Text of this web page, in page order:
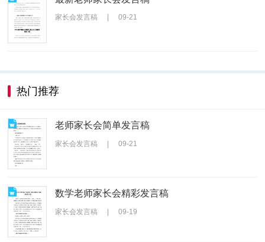
家长会发言稿 09-21
热门推荐
老师家长会简单发言稿
家长会发言稿 09-21
数学老师家长会精彩发言稿
家长会发言稿 09-19